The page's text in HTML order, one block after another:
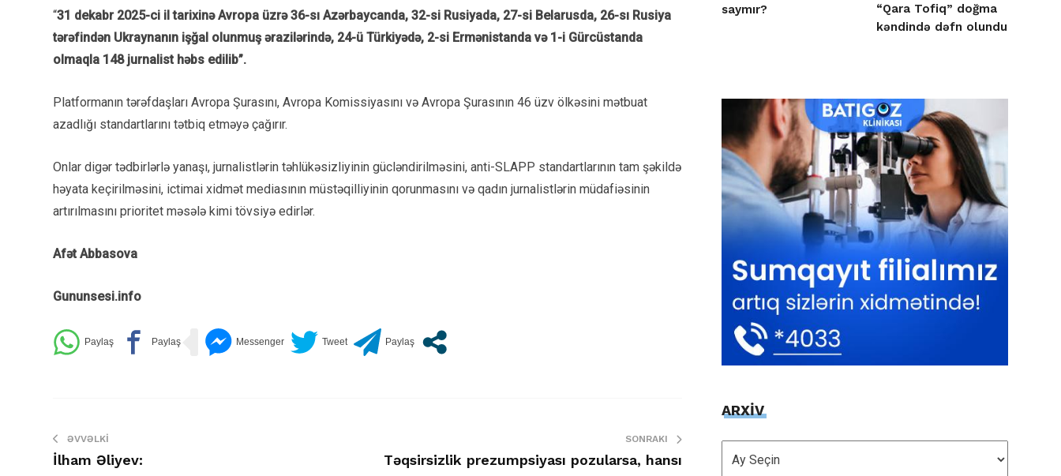
“31 dekabr 2025-ci il tarixinə Avropa üzrə 36-sı Azərbaycanda, 32-si Rusiyada, 27-si Belarusda, 26-sı Rusiya
tərəfindən Ukraynanın işğal olunmuş ərazilərində, 24-ü Türkiyədə, 2-si Ermənistanda və 1-i Gürcüstanda
olmaqla 148 jurnalist həbs edilib”.
Platformanın tərəfdaşları Avropa Şurasını, Avropa Komissiyasını və Avropa Şurasının 46 üzv ölkəsini mətbuat
azadlığı standartlarını tətbiq etməyə çağırır.
Onlar digər tədbirlərlə yanaşı, jurnalistlərin təhlükəsizliyinin gücləndirilməsini, anti-SLAPP standartlarının tam şəkildə
həyata keçirilməsini, ictimai xidmət mediasının müstəqilliyinin qorunmasını və qadın jurnalistlərin müdafiəsinin
artırılmasını prioritet məsələ kimi tövsiyə edirlər.
Afət Abbasova
Gununsesi.info
ƏVVƏLKI
İlham Əliyev:
SONRAKI
Təqsirsizlik prezumpsiyası pozularsa, hansı
saymır?
“Qara Tofiq” doğma
kəndində dəfn olundu
ARXİV
ARXİV